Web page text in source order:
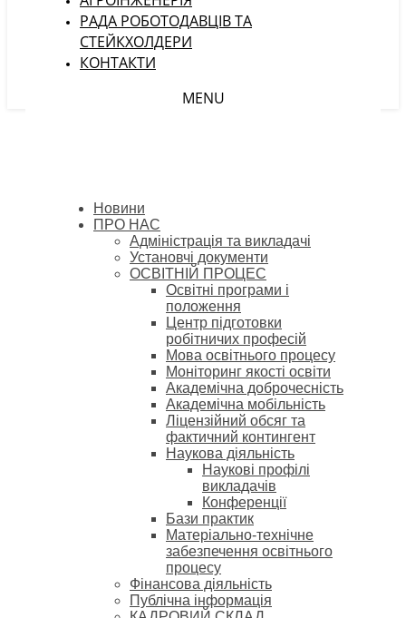
РАДА РОБОТОДАВЦІВ ТА
СТЕЙКХОЛДЕРИ
КОНТАКТИ
MENU
Новини
ПРО НАС
Адміністрація та викладачі
Установчі документи
ОСВІТНІЙ ПРОЦЕС
Освітні програми і
положення
Центр підготовки
робітничих професій
Мова освітнього процесу
Моніторинг якості освіти
Академічна доброчесність
Академічна мобільність
Ліцензійний обсяг та
фактичний контингент
Наукова діяльність
Наукові профілі
викладачів
Конференції
Бази практик
Матеріально-технічне
забезпечення освітнього
процесу
Фінансова діяльність
Публічна інформація